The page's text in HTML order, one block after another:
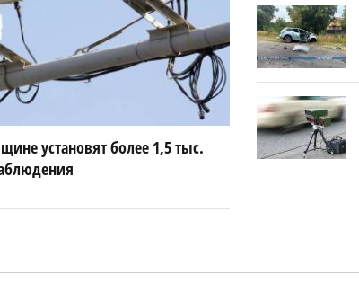
установят более 1,5 тыс.